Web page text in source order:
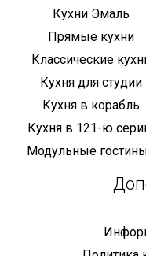
Кухни Эмаль
Прямые кухни
Классические
Кухня для студии
Кухня в корабль
Кухня в 121-ю
Модульные